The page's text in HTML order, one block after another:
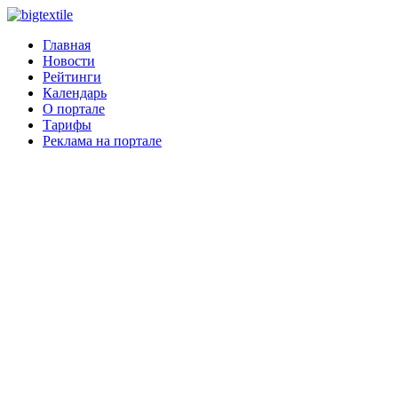
Главная
Новости
Рейтинги
Календарь
О портале
Тарифы
Реклама на портале